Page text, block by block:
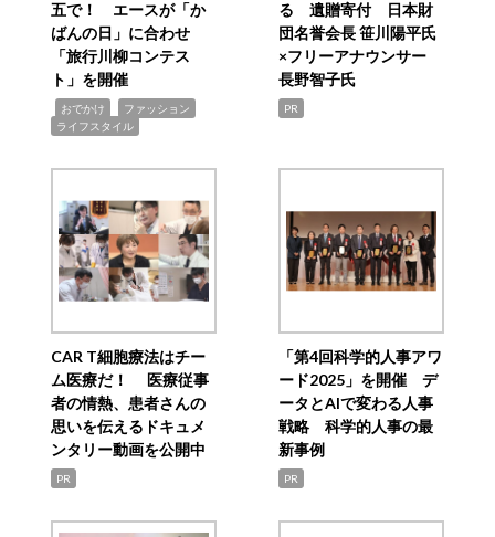
五で！ エースが「か
ばんの日」に合わせ
「旅行川柳コンテス
ト」を開催
おでかけ ファッション
ライフスタイル
る 遺贈寄付 日本財
団名誉会長 笹川陽平氏
×フリーアナウンサー
長野智子氏
PR
CAR T細胞療法はチー
ム医療だ！ 医療従事
者の情熱、患者さんの
思いを伝えるドキュメ
ンタリー動画を公開中
PR
「第4回科学的人事アワ
ード2025」を開催 デ
ータとAIで変わる人事
戦略 科学的人事の最
新事例
PR